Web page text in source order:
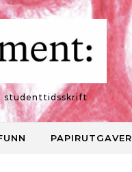
studenttidsskrift
PAPIRUTGAVER